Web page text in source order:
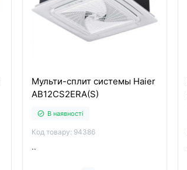
Мульти-сплит системы Haier
AB12CS2ERA(S)
В наявності
Код товару: 94386
..